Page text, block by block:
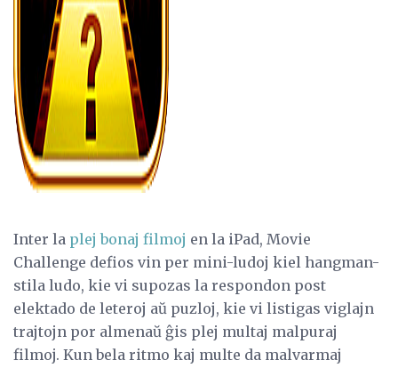
Inter la plej bonaj filmoj en la iPad, Movie
Challenge defios vin per mini-ludoj kiel hangman-
stila ludo, kie vi supozas la respondon post
elektado de leteroj aŭ puzloj, kie vi listigas viglajn
trajtojn por almenaŭ ĝis plej multaj malpuraj
filmoj. Kun bela ritmo kaj multe da malvarmaj